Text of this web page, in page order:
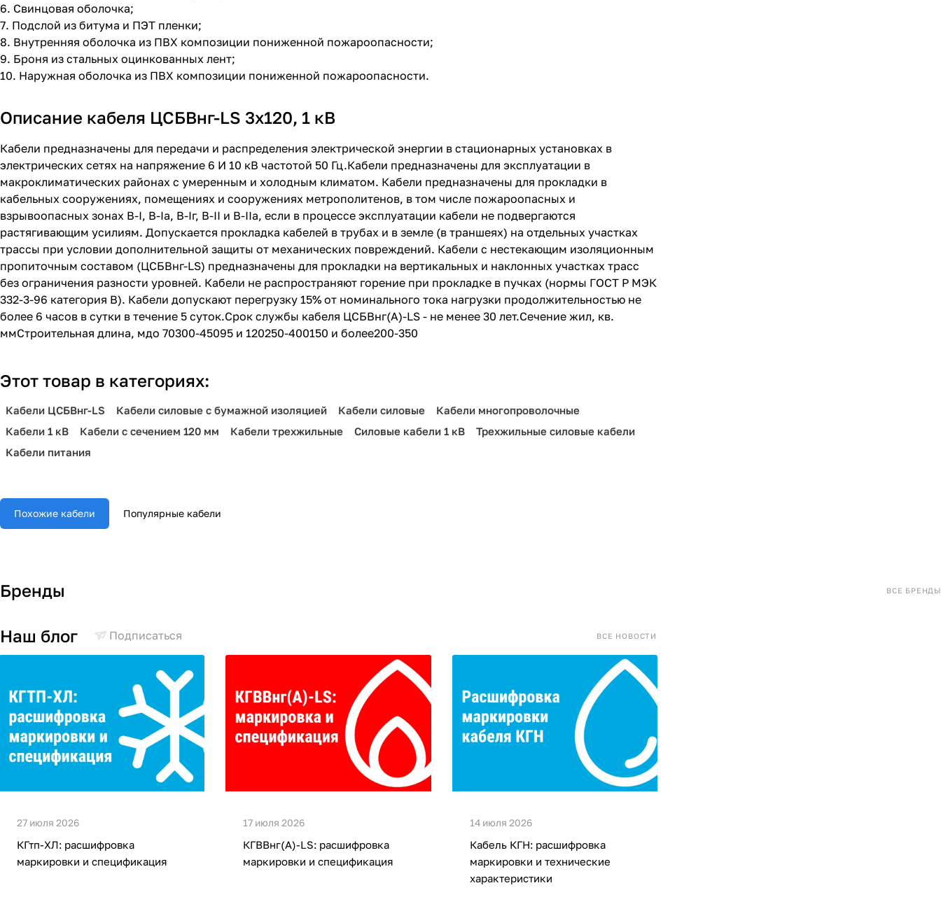
6. Свинцовая оболочка;
7. Подслой из битума и ПЭТ пленки;
8. Внутренняя оболочка из ПВХ композиции пониженной пожароопасности;
9. Броня из стальных оцинкованных лент;
10. Наружная оболочка из ПВХ композиции пониженной пожароопасности.
Описание кабеля ЦСБВнг-LS 3х120, 1 кВ
Кабели предназначены для передачи и распределения электрической энергии в стационарных установках в
электрических сетях на напряжение 6 И 10 кВ частотой 50 Гц.Кабели предназначены для эксплуатации в
макроклиматических районах с умеренным и холодным климатом. Кабели предназначены для прокладки в
кабельных сооружениях, помещениях и сооружениях метрополитенов, в том числе пожароопасных и
взрывоопасных зонах В-I, В-Iа, В-Iг, В-II и В-IIа, если в процессе эксплуатации кабели не подвергаются
растягивающим усилиям. Допускается прокладка кабелей в трубах и в земле (в траншеях) на отдельных участках
трассы при условии дополнительной защиты от механических повреждений. Кабели с нестекающим изоляционным
пропиточным составом (ЦСБВнг-LS) предназначены для прокладки на вертикальных и наклонных участках трасс
без ограничения разности уровней. Кабели не распространяют горение при прокладке в пучках (нормы ГОСТ Р МЭК
332-3-96 категория В). Кабели допускают перегрузку 15% от номинального тока нагрузки продолжительностью не
более 6 часов в сутки в течение 5 суток.Срок службы кабеля ЦСБВнг(A)-LS - не менее 30 лет.Сечение жил, кв.
ммСтроительная длина, мдо 70300-45095 и 120250-400150 и более200-350
Этот товар в категориях:
Кабели ЦСБВнг-LS Кабели силовые с бумажной изоляцией Кабели силовые
Кабели многопроволочные
Кабели 1 кВ
Кабели с сечением 120 мм Кабели трехжильные Силовые кабели 1 кВ
Трехжильные силовые кабели
Кабели питания
Похожие кабели Популярные кабели
Бренды ВСЕ БРЕНДЫ
Наш блог Подписаться ВСЕ НОВОСТИ
27 июля 2026
КГтп-ХЛ: расшифровка
маркировки и спецификация
17 июля 2026
КГВВнг(А)-LS: расшифровка
маркировки и спецификация
14 июля 2026
Кабель КГН: расшифровка
маркировки и технические
характеристики